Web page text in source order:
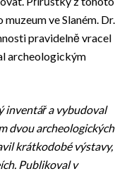
ve Slaném. Dr.
pravidelně vracel
archeologickým
inventář a vybudoval
dvou archeologických
krátkodobé výstavy,
Publikoval v